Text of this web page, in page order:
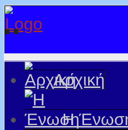
Αρχική
Η